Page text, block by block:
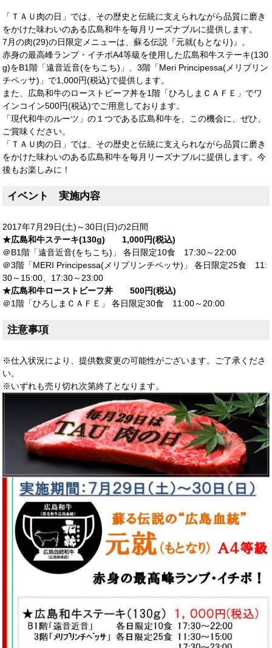
「ＴＡＵ肉の日」では、その歴史と伝統に支えられながら品質に磨き
をかけた味わいのある広島和牛を毎月リーズナブルに提供します。
7月の肉(29)の日限定メニューは、蘇る伝説『元就(もとなり)』。
赤身の最高峰ランプ・イチボA4等級を使用した広島和牛ステーキ(130
g)をB1階「遠音近音(をちこち)」、3階「Meri Principessa(メリプリン
チペッサ)」で1,000円(税込)で提供します。
また、広島和牛のローストビーフ丼を1階「ひろしまＣＡＦＥ」でワ
インコイン500円(税込)でご用意しております。
「現代和牛のルーツ」の１つである広島和牛を、この機会に、ぜひ、
ご賞味ください。
「ＴＡＵ肉の日」では、その歴史と伝統に支えられながら品質に磨き
をかけた味わいのある広島和牛を毎月リーズナブルに提供します。今
後もお楽しみに！
イベント 実施内容
2017年7月29日(土)～30日(日)の2日間
★広島和牛ステーキ(130g) 1,000円(税込)
＠B1階「遠音近音(をちこち)」 各日限定10食 17:30～22:00
＠3階「MERI Principessa(メリプリンチペッサ)」 各日限定25食 11:
30～15:00、17:30～23:00
★広島和牛ローストビーフ丼 500円(税込)
＠1階「ひろしまＣＡＦＥ」 各日限定30食 11:00～20:00
注意事項
※仕入状況により、提供数変更の可能性がございます。ご了承くださ
い。
※いずれも売り切れ次第終了となります。